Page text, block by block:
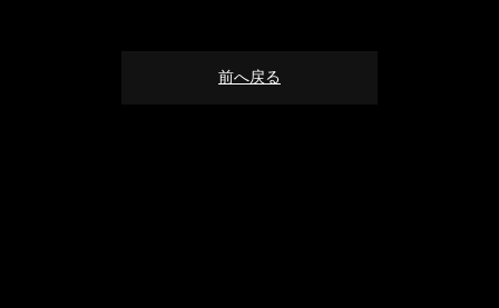
前へ戻る